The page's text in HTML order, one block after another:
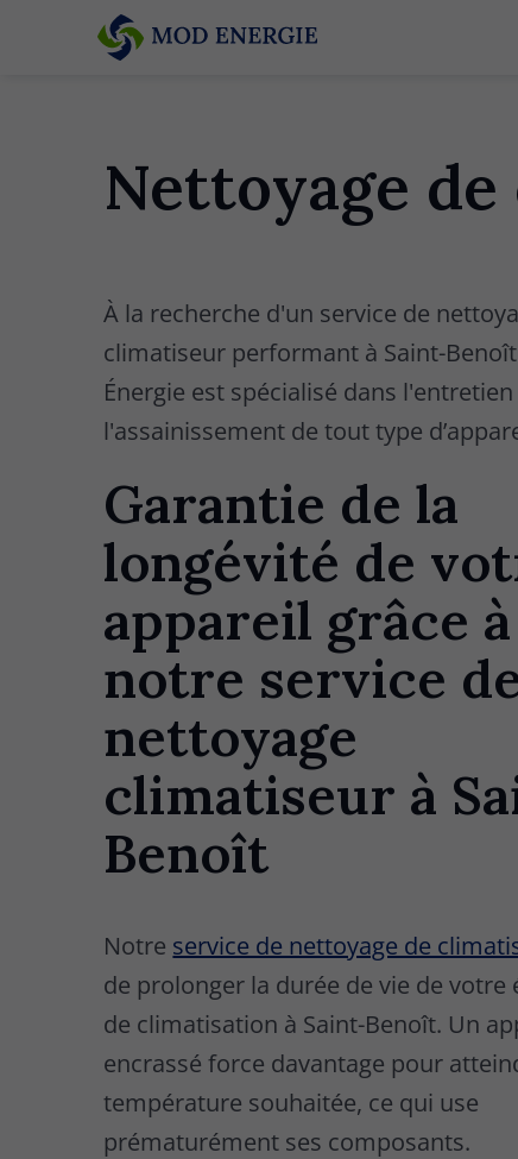
Nettoyage
À la recherche d'un service de
climatiseur performant à Saint-Benoît
Énergie est spécialisé dans
l'assainissement de tout type
Garantie de la
longévité de
appareil grâce à
notre service
nettoyage
climatiseur à
Benoît
Notre service de nettoyage de
de prolonger la durée de vie de votre
de climatisation à Saint-Benoît. Un
encrassé force davantage pour
température souhaitée, ce qui use
prématurément ses composants.